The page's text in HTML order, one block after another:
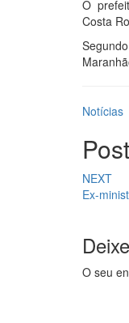
O
Costa
Notícias
NEXT
Ex-
O seu